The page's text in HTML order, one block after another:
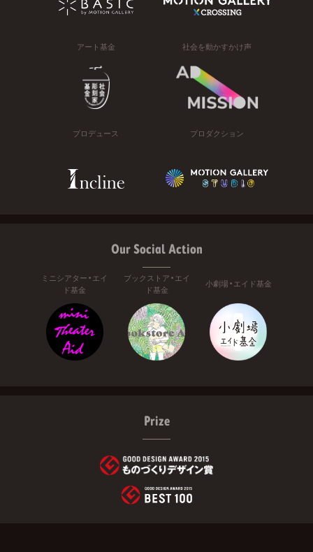
アート基金 社会を動かすかけ声
プロデュース プロダクション
Our Social Action
ミニシアター・エイ
ド基金
ブックストア・エイ
ド基金
小劇場・エイド基金
Prize